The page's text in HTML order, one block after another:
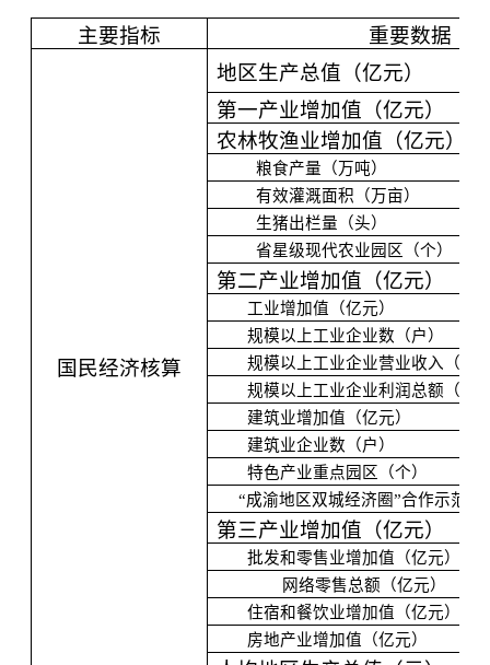
主要指标 重要数据
国民经济核算
地区生产总值（亿元）
第一产业增加值（亿元）
农林牧渔业增加值（亿元）
粮食产量（万吨）
有效灌溉面积（万亩）
生猪出栏量（头）
省星级现代农业园区（个）
第二产业增加值（亿元）
工业增加值（亿元）
规模以上工业企业数（户）
规模以上工业企业营业收入（亿
规模以上工业企业利润总额（元
建筑业增加值（亿元）
建筑业企业数（户）
特色产业重点园区（个）
“成渝地区双城经济圈”合作示范园
第三产业增加值（亿元）
批发和零售业增加值（亿元）
网络零售总额（亿元）
住宿和餐饮业增加值（亿元）
房地产业增加值（亿元）